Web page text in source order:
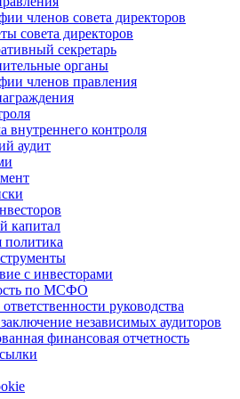
членов совета директоров
совета директоров
секретарь
органы
членов правления
внутреннего контроля
аудит
капитал
политика
с инвеcторами
по МСФО
руководства
независимых аудиторов
финансовая отчетность